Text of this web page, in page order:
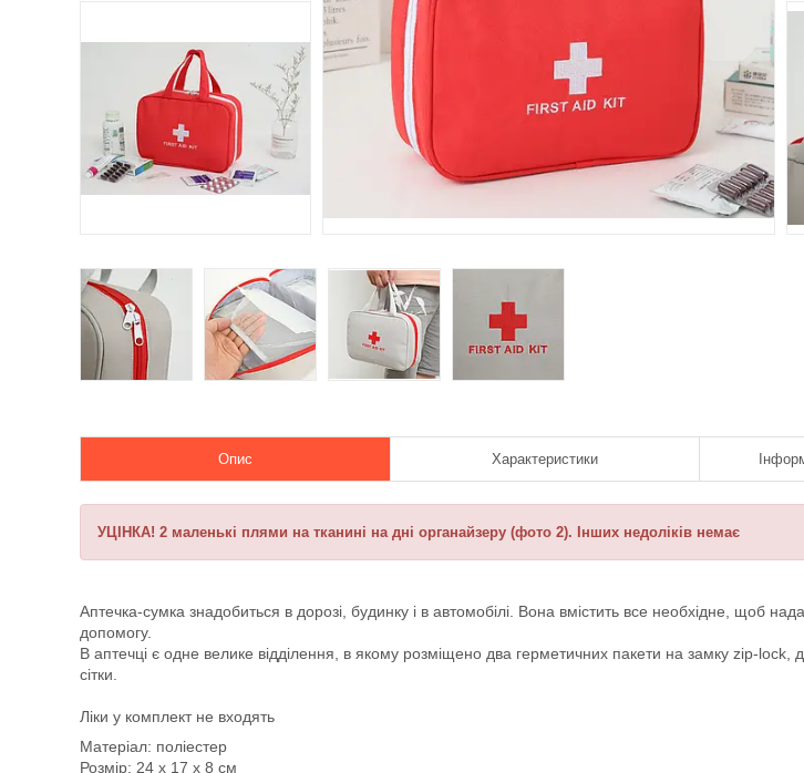
Опис Характеристики
УЦІНКА! 2 маленькі плями на тканині на дні органайзеру (фото 2). Інших недоліків немає
Аптечка-сумка знадобиться в дорозі, будинку і в автомобілі. Вона вмістить все необхідне, щоб
допомогу.
В аптечці є одне велике відділення, в якому розміщено два герметичних пакети на замку zip-lock,
сітки.
Ліки у комплект не входять
Матеріал: поліестер
Розмір: 24 х 17 х 8 см